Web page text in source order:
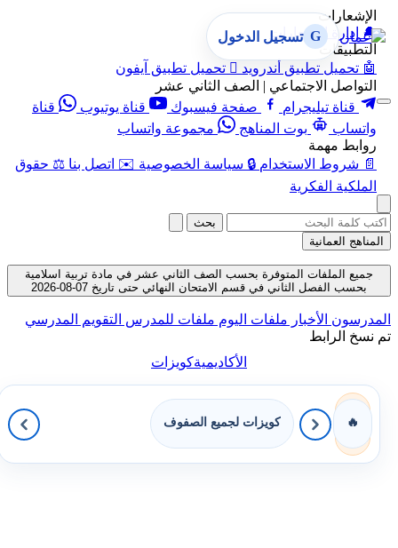
الإشعارات
🔔 إدارة الإشعارات
التطبيقات
🤖 تحميل تطبيق أندرويد  تحميل تطبيق آيفون
التواصل الاجتماعي | الصف الثاني عشر
قناة تيليجرام
صفحة فيسبوك قناة يوتيوب
قناة
واتساب
بوت المناهج
مجموعة واتساب
روابط مهمة
📄 شروط الاستخدام 🔒 سياسة الخصوصية ✉️ اتصل بنا ⚖️ حقوق
الملكية الفكرية
G تسجيل الدخول
بحث
المناهج العمانية
جميع الملفات المتوفرة بحسب الصف الثاني عشر في مادة تربية اسلامية
بحسب الفصل الثاني في قسم الامتحان النهائي حتى تاريخ 07-08-2026
المدرسون الأخبار ملفات اليوم ملفات للمدرس التقويم المدرسي
تم نسخ الرابط
الأكاديميةكويزات
🔥 كويزات لجميع الصفوف